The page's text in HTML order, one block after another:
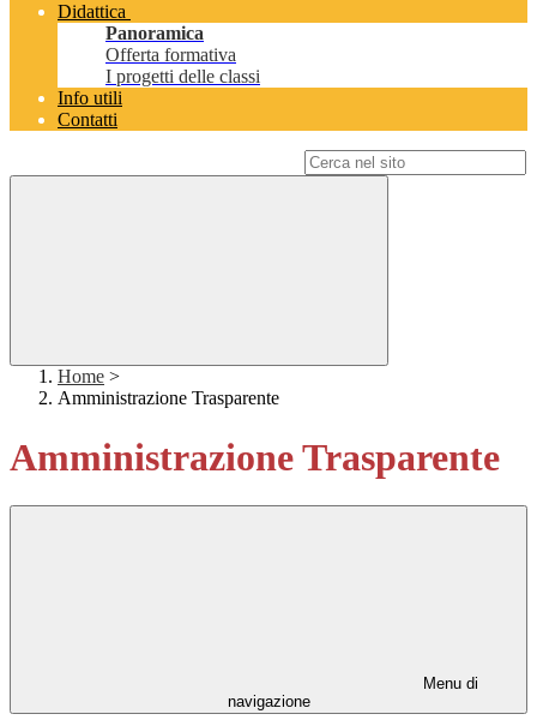
Didattica
Panoramica
Offerta formativa
I progetti delle classi
Info utili
Contatti
Home >
Amministrazione Trasparente
Amministrazione Trasparente
Menu di
navigazione